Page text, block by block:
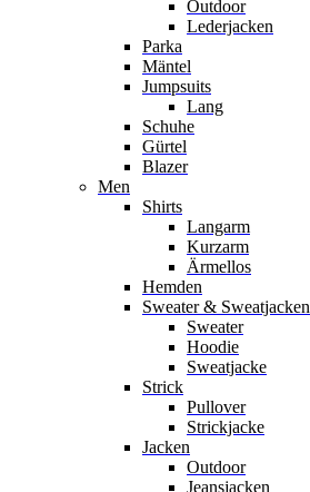
Outdoor
Lederjacken
Parka
Mäntel
Jumpsuits
Lang
Schuhe
Gürtel
Blazer
Men
Shirts
Langarm
Kurzarm
Ärmellos
Hemden
Sweater & Sweatjacken
Sweater
Hoodie
Sweatjacke
Strick
Pullover
Strickjacke
Jacken
Outdoor
Jeansjacken